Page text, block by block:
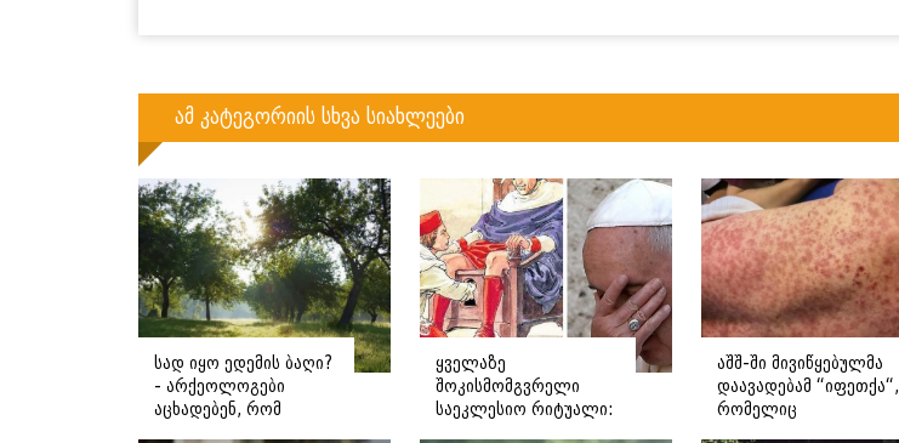
ამ კატეგორიის სხვა სიახლეები
სად იყო ედემის ბაღი?
- არქეოლოგები
აცხადებენ, რომ
ყველაზე
შოკისმომგვრელი
საეკლესიო რიტუალი:
აშშ-ში მივიწყებულმა
დაავადებამ “იფეთქა“,
რომელიც